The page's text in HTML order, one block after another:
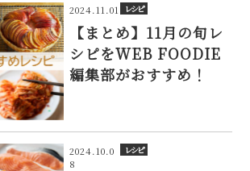
2024.11.01 レシピ
【まとめ】11月の旬レ
シピをWEB FOODIE
編集部がおすすめ！
2024.10.0
8
レシピ